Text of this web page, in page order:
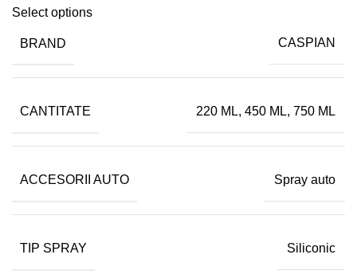
Select options
BRAND CASPIAN
CANTITATE 220 ML, 450 ML, 750 ML
ACCESORII AUTO Spray auto
TIP SPRAY Siliconic